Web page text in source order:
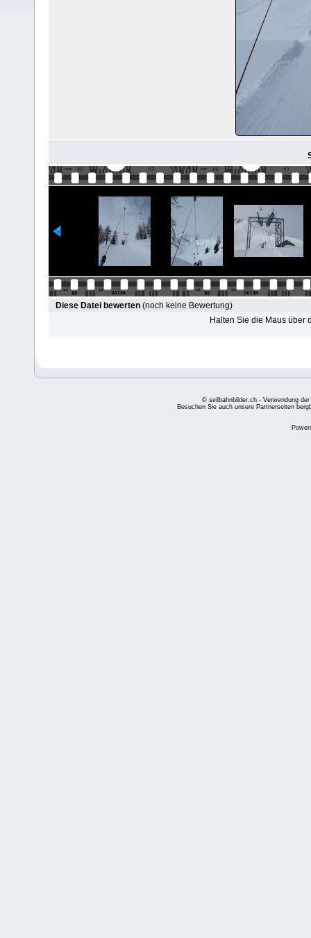
Diese Datei bewerten (noch keine Bewertung)
Halten Sie die Maus über
© seilbahnbilder.ch - Verwendung
Besuchen Sie auch unsere Partnerseiten